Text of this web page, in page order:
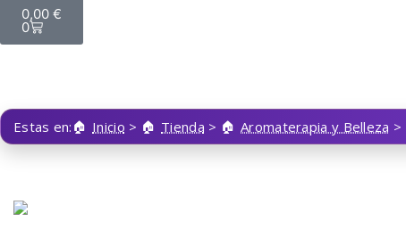
0,00 €
0
Estas en: Inicio > Tienda > Aromaterapia y Belleza >